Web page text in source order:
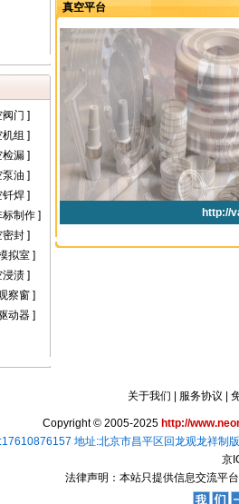
阀门 ]
组 ]
检漏]
泵油 ]
钎焊]
标制作]
密封]
拟室]
浸渍]
察窗]
动器]
真空平台
关于我们 服务协议
Copyright © 2005-2025 http://
地址:北京市昌平区回龙观龙祥制
京
法律声明：本站只提供信息交流平